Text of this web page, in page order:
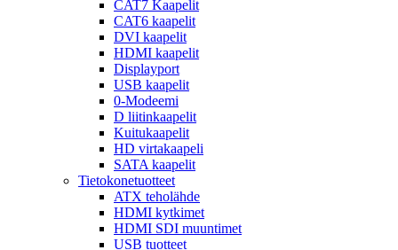
CAT7 Kaapelit
CAT6 kaapelit
DVI kaapelit
HDMI kaapelit
Displayport
USB kaapelit
0-Modeemi
D liitinkaapelit
Kuitukaapelit
HD virtakaapeli
SATA kaapelit
Tietokonetuotteet
ATX teholähde
HDMI kytkimet
HDMI SDI muuntimet
USB tuotteet